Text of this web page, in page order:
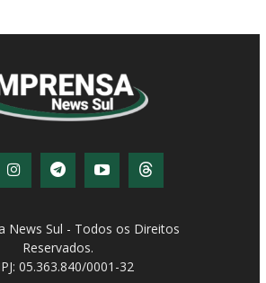
News Sul - Todos os Direitos
Reservados.
05.363.840/0001-32